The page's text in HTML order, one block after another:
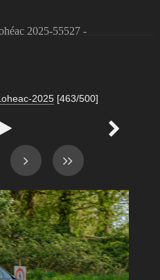
2025-55527 -
2025 [463/500]
 